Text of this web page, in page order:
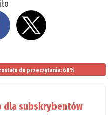
do przeczytania: 68%
dla subskrybentów